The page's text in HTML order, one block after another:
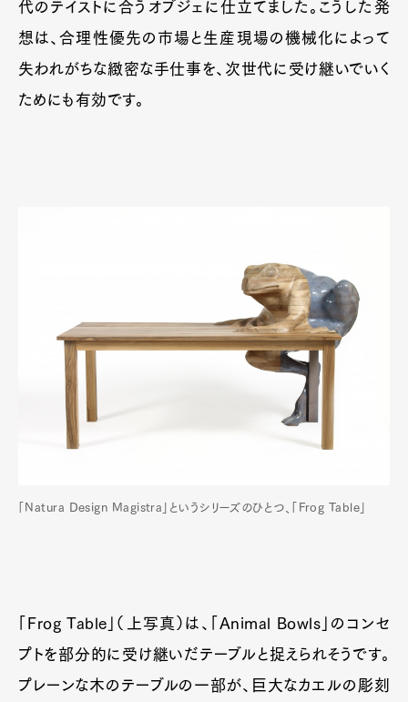
代のテイストに合うオブジェに仕立てました。こうした発
想は、合理性優先の市場と生産現場の機械化によって
失われがちな緻密な手仕事を、次世代に受け継いでいく
ためにも有効です。
「Natura Design Magistra」というシリーズのひとつ、「Frog Table」
「Frog Table」（上写真）は、「Animal Bowls」のコンセ
プトを部分的に受け継いだテーブルと捉えられそうです。
プレーンな木のテーブルの一部が、巨大なカエルの彫刻